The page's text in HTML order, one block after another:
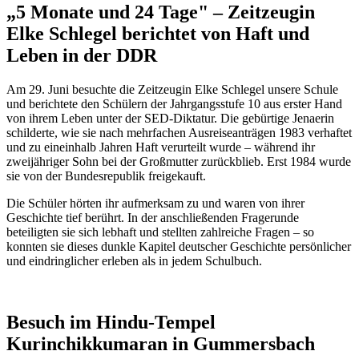
„5 Monate und 24 Tage" – Zeitzeugin
Elke Schlegel berichtet von Haft und
Leben in der DDR
Am 29. Juni besuchte die Zeitzeugin Elke Schlegel unsere Schule
und berichtete den Schülern der Jahrgangsstufe 10 aus erster Hand
von ihrem Leben unter der SED-Diktatur. Die gebürtige Jenaerin
schilderte, wie sie nach mehrfachen Ausreiseanträgen 1983 verhaftet
und zu eineinhalb Jahren Haft verurteilt wurde – während ihr
zweijähriger Sohn bei der Großmutter zurückblieb. Erst 1984 wurde
sie von der Bundesrepublik freigekauft.
Die Schüler hörten ihr aufmerksam zu und waren von ihrer
Geschichte tief berührt. In der anschließenden Fragerunde
beteiligten sie sich lebhaft und stellten zahlreiche Fragen – so
konnten sie dieses dunkle Kapitel deutscher Geschichte persönlicher
und eindringlicher erleben als in jedem Schulbuch.
Besuch im Hindu-Tempel
Kurinchikkumaran in Gummersbach